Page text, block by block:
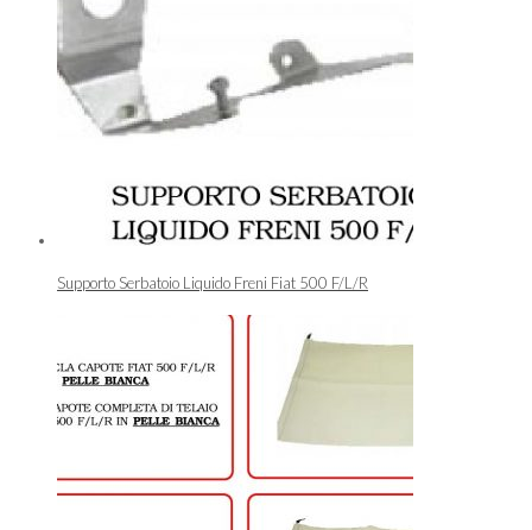
Supporto Serbatoio Liquido Freni Fiat 500 F/L/R